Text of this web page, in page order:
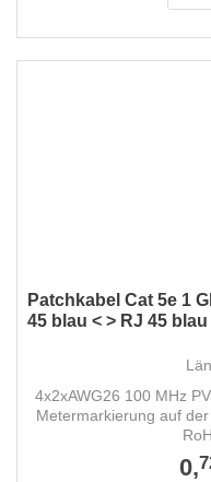
Patchkabel Cat 5e 1
45 blau < > RJ 45
4x2xAWG26 100 MHz
Metermarkierung auf
0,